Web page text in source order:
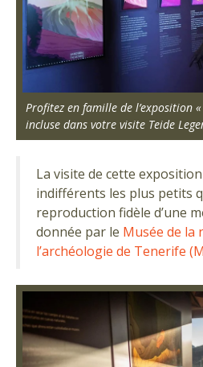
Profitez en famille de l’exposition «
incluse dans votre visite Teide
La visite de cette
indifférents les plus petits
reproduction fidèle d’une
donnée par le Musée de la
l’archéologie de Tenerife